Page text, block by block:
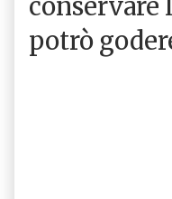
potrò